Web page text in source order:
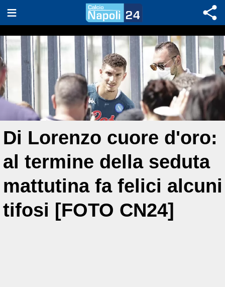
Di Lorenzo cuore d'oro:
al termine della seduta
mattutina fa felici alcuni
tifosi [FOTO CN24]